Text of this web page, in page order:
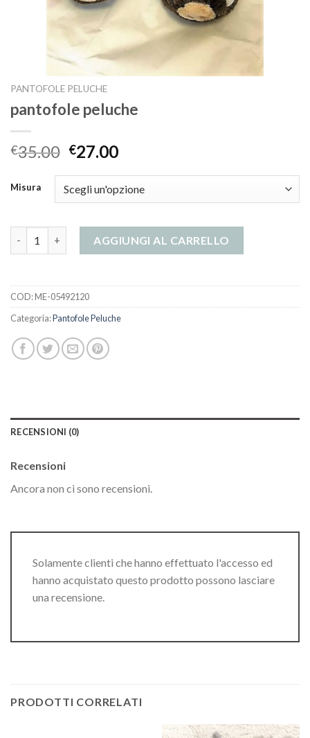
PANTOFOLE PELUCHE
pantofole peluche
€35.00 €27.00
Misura
AGGIUNGI AL CARRELLO
COD:ME-05492120
Categoria:Pantofole Peluche
RECENSIONI (0)
Recensioni
Ancora non ci sono recensioni.
Solamente clienti che hanno effettuato l'accesso ed
hanno acquistato questo prodotto possono lasciare
una recensione.
PRODOTTI CORRELATI